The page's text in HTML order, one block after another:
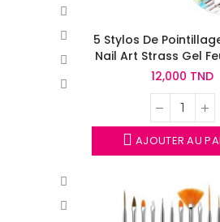
5 Stylos De
Nail Art Strass Gel
12,000 TND
AJOUTER AU